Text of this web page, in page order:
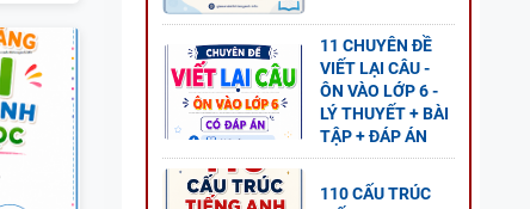
5 -
11 CHUYÊN ĐỀ
VIẾT LẠI CÂU -
ÔN VÀO LỚP 6 -
LÝ THUYẾT + BÀI
TẬP + ĐÁP ÁN
110 CẤU TRÚC